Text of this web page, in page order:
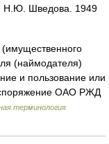
Н.Ю. Шведова. 1949
(наймодателя)
и пользование или
ОАО РЖД
терминология